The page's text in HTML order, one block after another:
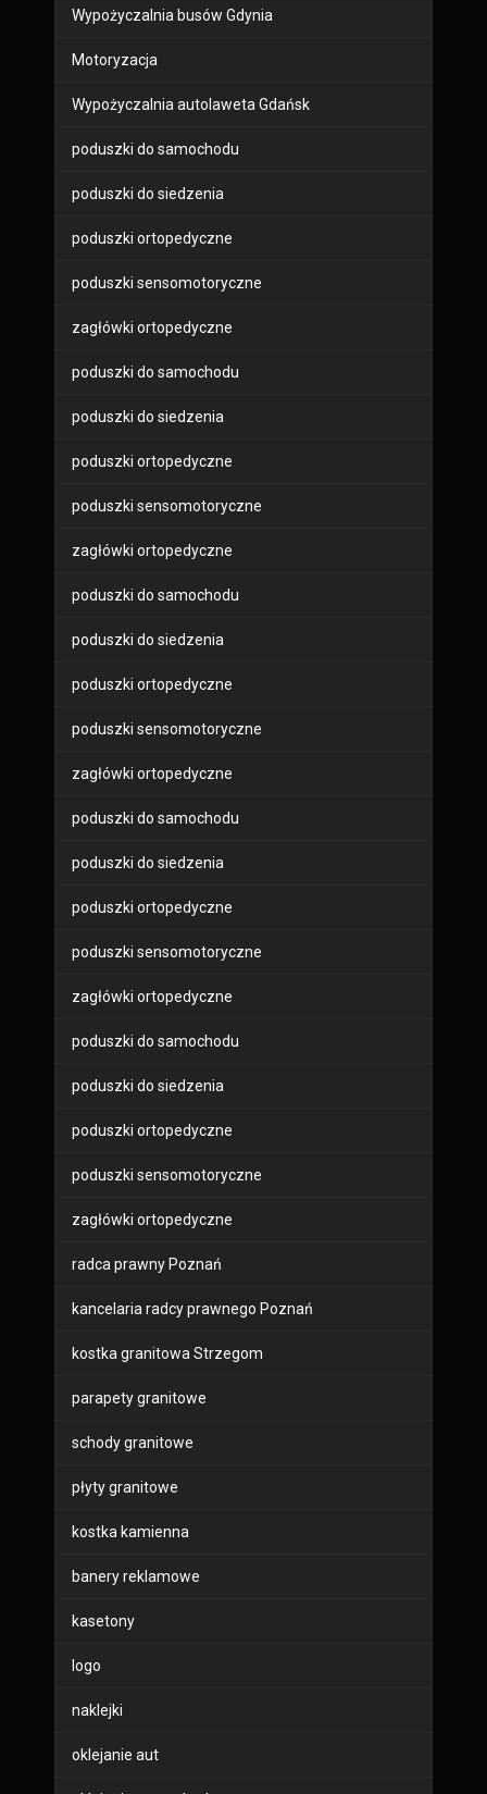
Wypożyczalnia busów Gdynia
Motoryzacja
Wypożyczalnia autolaweta Gdańsk
poduszki do samochodu
poduszki do siedzenia
poduszki ortopedyczne
poduszki sensomotoryczne
zagłówki ortopedyczne
poduszki do samochodu
poduszki do siedzenia
poduszki ortopedyczne
poduszki sensomotoryczne
zagłówki ortopedyczne
poduszki do samochodu
poduszki do siedzenia
poduszki ortopedyczne
poduszki sensomotoryczne
zagłówki ortopedyczne
poduszki do samochodu
poduszki do siedzenia
poduszki ortopedyczne
poduszki sensomotoryczne
zagłówki ortopedyczne
poduszki do samochodu
poduszki do siedzenia
poduszki ortopedyczne
poduszki sensomotoryczne
zagłówki ortopedyczne
radca prawny Poznań
kancelaria radcy prawnego Poznań
kostka granitowa Strzegom
parapety granitowe
schody granitowe
płyty granitowe
kostka kamienna
banery reklamowe
kasetony
logo
naklejki
oklejanie aut